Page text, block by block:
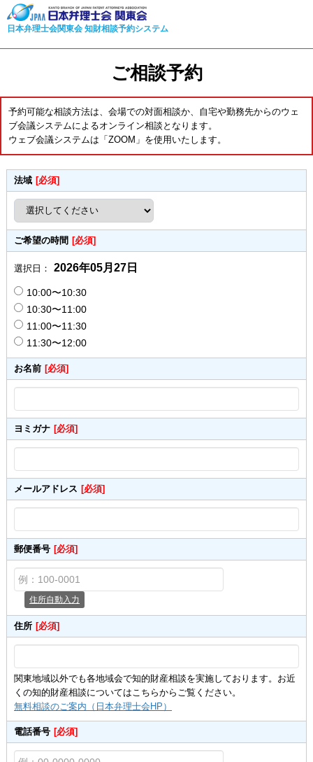
日本弁理士会関東会 知財相談予約システム
ご相談予約
予約可能な相談方法は、会場での対面相談か、自宅や勤務先からのウェ
ブ会議システムによるオンライン相談となります。
ウェブ会議システムは「ZOOM」を使用いたします。
法域 [必須]
ご希望の時間 [必須]
選択日： 2026年05月27日
10:00〜10:30
10:30〜11:00
11:00〜11:30
11:30〜12:00
お名前 [必須]
ヨミガナ [必須]
メールアドレス [必須]
郵便番号 [必須]
住所自動入力
住所 [必須]
関東地域以外でも各地域会で知的財産相談を実施しております。お近
くの知的財産相談についてはこちらからご覧ください。
無料相談のご案内（日本弁理士会HP）
電話番号 [必須]